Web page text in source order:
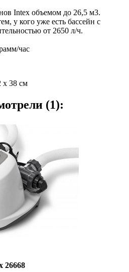
Intex объемом до 26,5 м3.
у кого уже есть бассейн с
от 2650 л/ч.
час
х 38 см
(1):
26668